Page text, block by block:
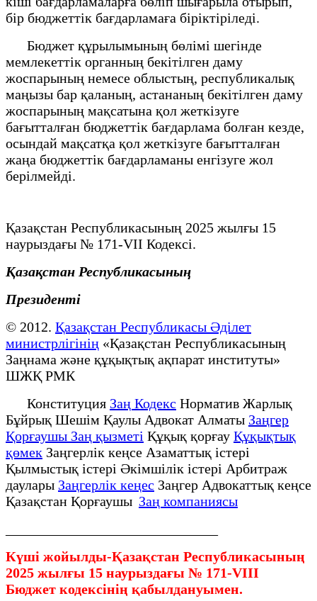
бір бюджеттік бағдарламаға біріктіріледі.
Бюджет құрылымының бөлімі шегінде
мемлекеттік органның бекітілген даму
жоспарының немесе облыстың, республикалық
маңызы бар қаланың, астананың бекітілген даму
жоспарының мақсатына қол жеткізуге
бағытталған бюджеттік бағдарлама болған кезде,
осындай мақсатқа қол жеткізуге бағытталған
жаңа бюджеттік бағдарламаны енгізуге жол
берілмейді.
Қазақстан Республикасының 2025 жылғы 15
наурыздағы № 171-VII Кодексі.
Қазақстан Республикасының
Президенті
© 2012. Қазақстан Республикасы Әділет
министрлігінің «Қазақстан Республикасының
Заңнама және құқықтық ақпарат институты»
ШЖҚ РМК
Конституция Заң Кодекс Норматив Жарлық
Бұйрық Шешім Қаулы Адвокат Алматы Заңгер
Қорғаушы Заң қызметі Құқық қорғау Құқықтық
қөмек Заңгерлік кеңсе Азаматтық істері
Қылмыстық істері Әкімшілік істері Арбитраж
даулары Заңгерлік кеңес Заңгер Адвокаттық кеңсе
Қазақстан Қорғаушы Заң компаниясы
Күші жойылды-Қазақстан Республикасының
2025 жылғы 15 наурыздағы № 171-VIII
Бюджет кодексінің қабылдануымен.